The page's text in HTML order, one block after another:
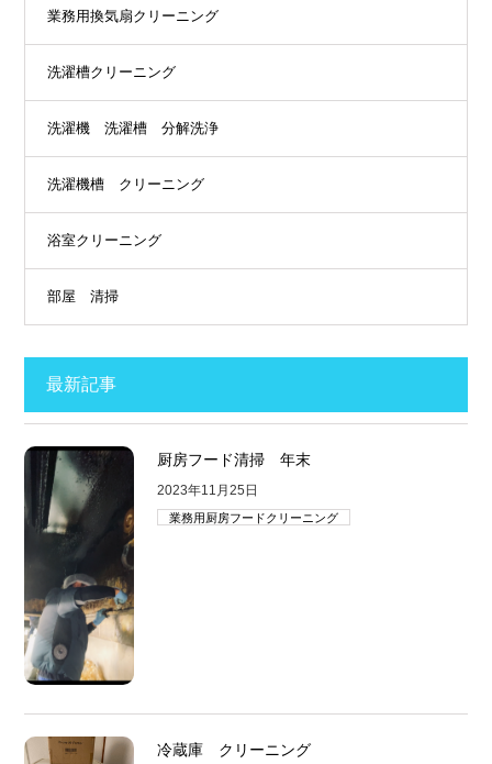
業務用換気扇クリーニング
洗濯槽クリーニング
洗濯機 洗濯槽 分解洗浄
洗濯機槽 クリーニング
浴室クリーニング
部屋 清掃
最新記事
厨房フード清掃 年末
2023年11月25日
業務用厨房フードクリーニング
冷蔵庫 クリーニング